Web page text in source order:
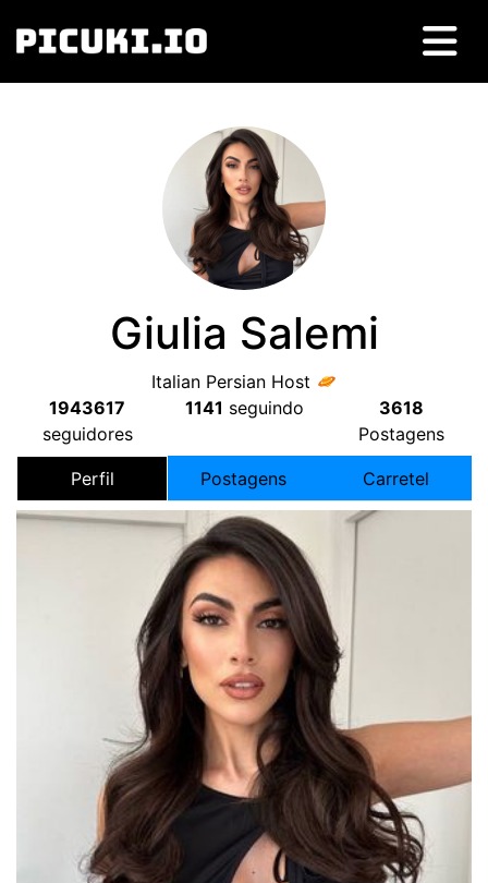
Giulia Salemi
Italian Persian Host
1943617
seguidores
1141 seguindo
3618
Postagens
Perfil Postagens Carretel